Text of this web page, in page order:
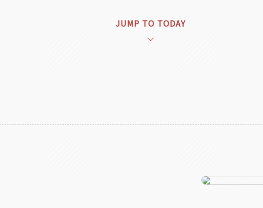
JUMP TO TODAY